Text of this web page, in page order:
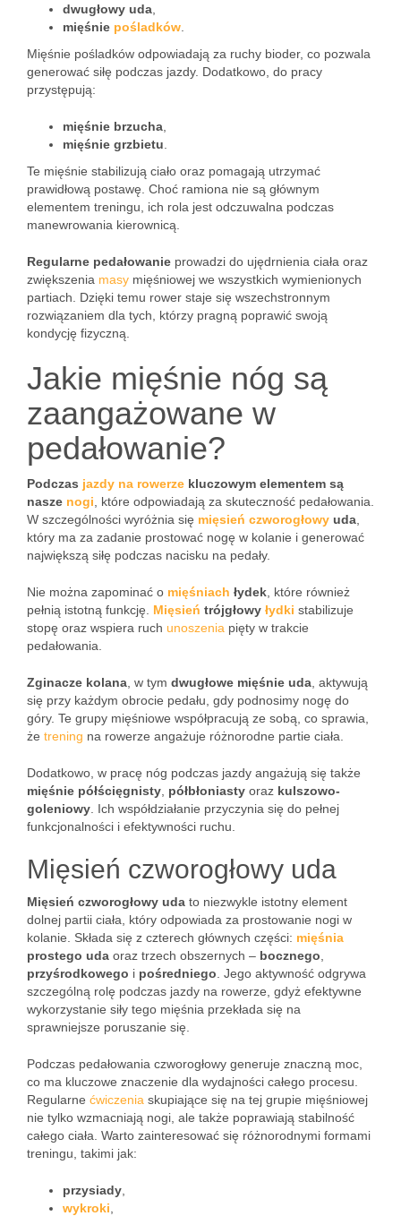
dwugłowy uda
mięśnie pośladków
Mięśnie pośladków odpowiadają za ruchy bioder, co pozwala
generować siłę podczas jazdy. Dodatkowo, do pracy
przystępują:
mięśnie brzucha
mięśnie grzbietu
Te mięśnie stabilizują ciało oraz pomagają utrzymać
prawidłową postawę. Choć ramiona nie są głównym
elementem treningu, ich rola jest odczuwalna podczas
manewrowania kierownicą.
Regularne pedałowanie prowadzi do ujędrnienia ciała oraz
zwiększenia masy mięśniowej we wszystkich wymienionych
partiach. Dzięki temu rower staje się wszechstronnym
rozwiązaniem dla tych, którzy pragną poprawić swoją
kondycję fizyczną.
Jakie mięśnie nóg są
zaangażowane w
pedałowanie?
Podczas jazdy na rowerze kluczowym elementem są
nasze nogi , które odpowiadają za skuteczność pedałowania.
W szczególności wyróżnia się mięsień czworogłowy uda
który ma za zadanie prostować nogę w kolanie i generować
największą siłę podczas nacisku na pedały.
Nie można zapominać o mięśniach łydek , które również
pełnią istotną funkcję. Mięsień trójgłowy łydki stabilizuje
stopę oraz wspiera ruch unoszenia pięty w trakcie
pedałowania.
Zginacze kolana , w tym dwugłowe mięśnie uda , aktywują
się przy każdym obrocie pedału, gdy podnosimy nogę do
góry. Te grupy mięśniowe współpracują ze sobą, co sprawia,
że trening na rowerze angażuje różnorodne partie ciała.
Dodatkowo, w pracę nóg podczas jazdy angażują się także
mięśnie półścięgnisty półbłoniasty oraz kulszowo-
goleniowy . Ich współdziałanie przyczynia się do pełnej
funkcjonalności i efektywności ruchu.
Mięsień czworogłowy uda
Mięsień czworogłowy uda to niezwykle istotny element
dolnej partii ciała, który odpowiada za prostowanie nogi w
kolanie. Składa się z czterech głównych części: mięśnia
prostego uda oraz trzech obszernych – bocznego
przyśrodkowego i pośredniego . Jego aktywność odgrywa
szczególną rolę podczas jazdy na rowerze, gdyż efektywne
wykorzystanie siły tego mięśnia przekłada się na
sprawniejsze poruszanie się.
Podczas pedałowania czworogłowy generuje znaczną moc,
co ma kluczowe znaczenie dla wydajności całego procesu.
Regularne ćwiczenia skupiające się na tej grupie mięśniowej
nie tylko wzmacniają nogi, ale także poprawiają stabilność
całego ciała. Warto zainteresować się różnorodnymi formami
treningu, takimi jak:
przysiady
wykroki